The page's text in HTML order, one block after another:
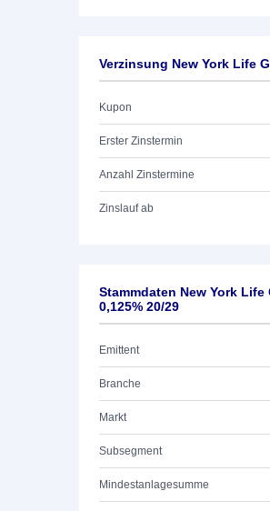
Verzinsung New York Life
Kupon
Erster Zinstermin
Anzahl Zinstermine
Zinslauf ab
Stammdaten New York
0,125% 20/29
Emittent
Branche
Markt
Subsegment
Mindestanlagesumme